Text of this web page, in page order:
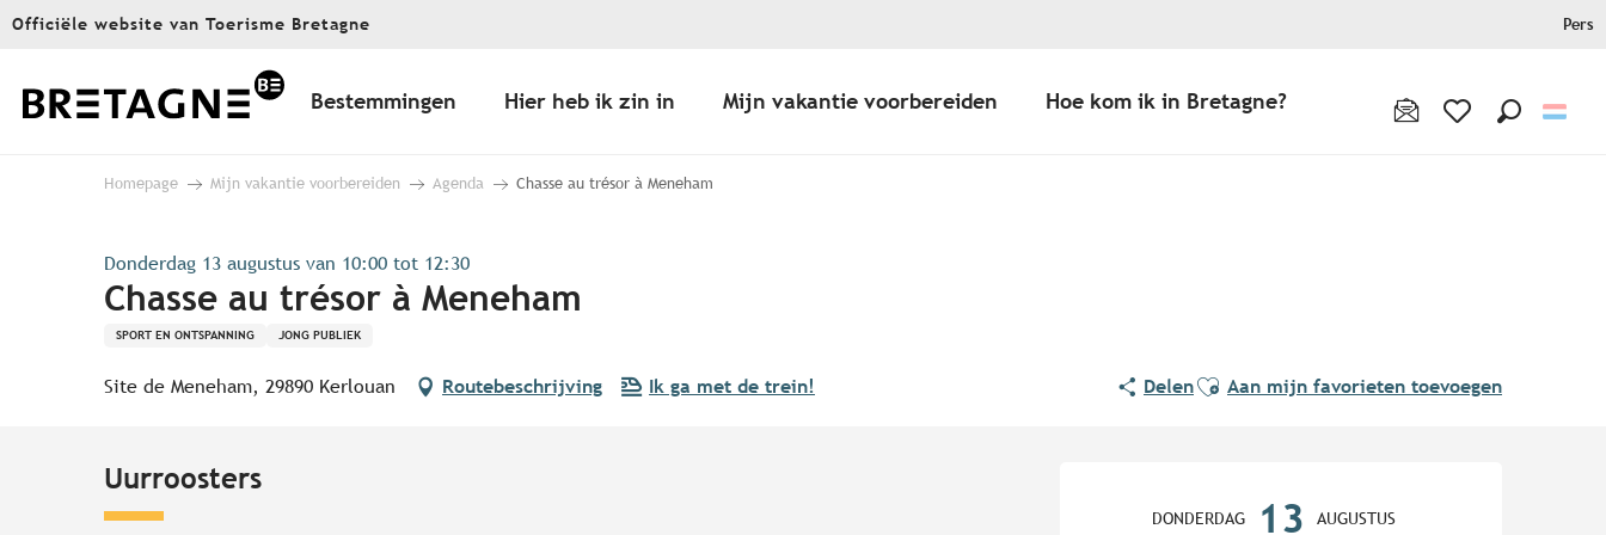
Aller
principal
Officiële website van Toerisme Bretagne Pers
Bestemmingen Hier heb ik zin in Mijn vakantie voorbereiden Hoe kom ik in Bretagne?
Homepage Mijn vakantie voorbereiden Agenda Chasse au trésor à Meneham
Donderdag 13 augustus van 10:00 tot 12:30
Chasse au trésor à Meneham
SPORT EN ONTSPANNING JONG PUBLIEK
Site de Meneham, 29890 Kerlouan Routebeschrijving Ik ga met de trein! DelenAjouter aux favoris
Aan mijn favorieten toevoegen
DONDERDAG 13 AUGUSTUS
Uurroosters